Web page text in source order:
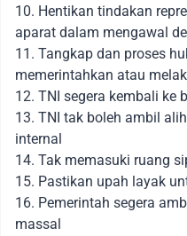
10. Hentikan tindakan
aparat dalam mengawal
11. Tangkap dan proses
memerintahkan atau
12. TNI segera kembali ke
13. TNI tak boleh ambil
internal
14. Tak memasuki ruang
15. Pastikan upah layak
16. Pemerintah segera
massal